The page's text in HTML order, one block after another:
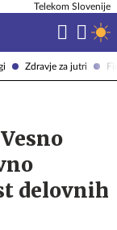
Zdravje za jutri
Telekom Slovenije
delovnih